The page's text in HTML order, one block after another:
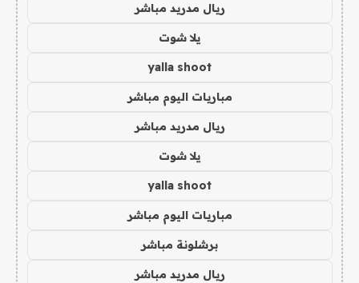
ريال مدريد مباشر
يلا شوت
yalla shoot
مباريات اليوم مباشر
ريال مدريد مباشر
يلا شوت
yalla shoot
مباريات اليوم مباشر
برشلونة مباشر
ريال مدريد مباشر